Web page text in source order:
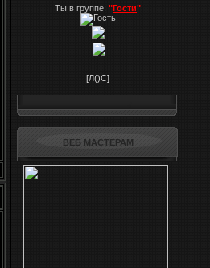
Ты в группе: "Гости"
[Л()С]
ВЕБ МАСТЕРАМ